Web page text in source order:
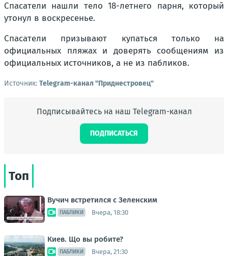
Спасатели нашли тело 18-летнего парня, который
утонул в воскресенье.
Спасатели призывают купаться только на
официальных пляжах и доверять сообщениям из
официальных источников, а не из пабликов.
Источник: Telegram-канал "Приднестровец"
Подписывайтесь на наш Telegram-канал
ПОДПИСАТЬСЯ
Топ
Вучич встретился с Зеленским
ПАБЛИКИ Вчера, 18:30
Киев. Що вы робите?
ПАБЛИКИ Вчера, 21:30